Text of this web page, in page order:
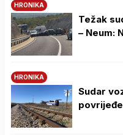
HRONIKA
Težak
– Neum:
HRONIKA
Sudar